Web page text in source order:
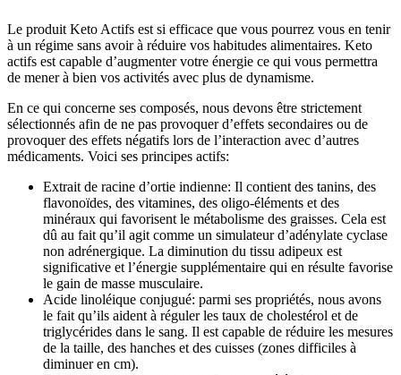
Le produit Keto Actifs est si efficace que vous pourrez vous en tenir
à un régime sans avoir à réduire vos habitudes alimentaires. Keto
actifs est capable d’augmenter votre énergie ce qui vous permettra
de mener à bien vos activités avec plus de dynamisme.
En ce qui concerne ses composés, nous devons être strictement
sélectionnés afin de ne pas provoquer d’effets secondaires ou de
provoquer des effets négatifs lors de l’interaction avec d’autres
médicaments. Voici ses principes actifs:
Extrait de racine d’ortie indienne: Il contient des tanins, des
flavonoïdes, des vitamines, des oligo-éléments et des
minéraux qui favorisent le métabolisme des graisses. Cela est
dû au fait qu’il agit comme un simulateur d’adénylate cyclase
non adrénergique. La diminution du tissu adipeux est
significative et l’énergie supplémentaire qui en résulte favorise
le gain de masse musculaire.
Acide linoléique conjugué: parmi ses propriétés, nous avons
le fait qu’ils aident à réguler les taux de cholestérol et de
triglycérides dans le sang. Il est capable de réduire les mesures
de la taille, des hanches et des cuisses (zones difficiles à
diminuer en cm).